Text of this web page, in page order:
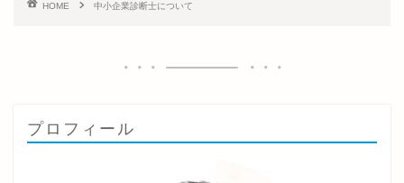
HOME 中小企業診断士について
プロフィール